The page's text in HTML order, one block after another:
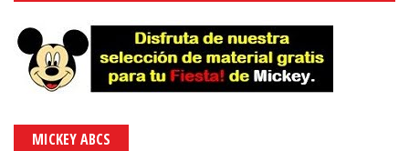
MICKEY ABCS